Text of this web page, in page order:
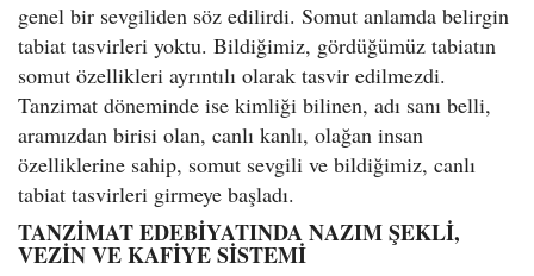
genel bir sevgiliden söz edilirdi. Somut anlamda belirgin
tabiat tasvirleri yoktu. Bildiğimiz, gördüğümüz tabiatın
somut özellikleri ayrıntılı olarak tasvir edilmezdi.
Tanzimat döneminde ise kimliği bilinen, adı sanı belli,
aramızdan birisi olan, canlı kanlı, olağan insan
özelliklerine sahip, somut sevgili ve bildiğimiz, canlı
tabiat tasvirleri girmeye başladı.
TANZİMAT EDEBİYATINDA NAZIM ŞEKLİ,
VEZİN VE KAFİYE SİSTEMİ